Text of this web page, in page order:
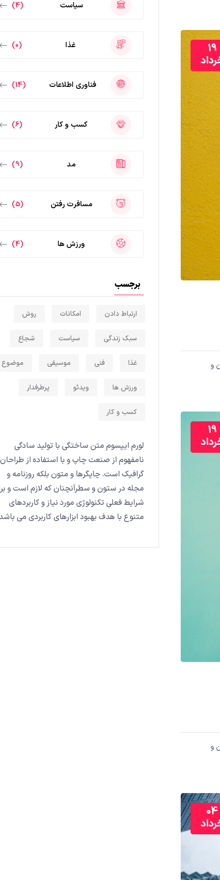
19
و
19
و
04
سیاست (4)
غذا (0)
فناوری اطلاعات (14)
کسب و کار (6)
مد (9)
مسافرت رفتن (5)
ورزش ها (4)
برجسب
ارتباط دادن امکانات روش
سبک زندگی سیاست شجاع
غذا فنی موسیقی موضوع
ورزش ها ویدئو پرطرفدار
کسب و کار
لورم ایپسوم متن ساختگی با تولید سادگی
نامفهوم از صنعت چاپ و با استفاده از طراحان
گرافیک است. چاپگرها و متون بلکه روزنامه و
مجله در ستون و سطرآنچنان که لازم است و
شرایط فعلی تکنولوژی مورد نیاز و کاربردهای
متنوع با هدف بهبود ابزارهای کاربردی می